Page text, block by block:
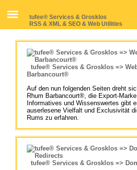
tufee® Services & Grosklos
RSS & XML & SEO & Web Utilities
tufee® Services & Grosklos =>
Barbancourt®
Auf den nun folgenden Seiten dreht
Rhum Barbancourt®, die Export-
Informatives und Wissenswertes gibt
auserlesene Vielfalt und Exclusivität
Rums zu erfahren.
tufee® Services & Grosklos =>